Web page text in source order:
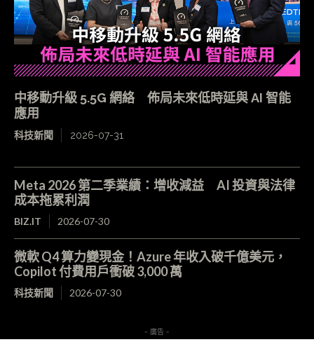
中移動升級 5.5G 網絡 佈局未來低時延與 AI 智能
應用
科技新聞 2026-07-31
Meta 2026 第二季業績：增收減益 AI 投資與法律
成本拖累利潤
BIZ.IT 2026-07-30
微軟 Q4 算力變現金！Azure 年收入破千億美元，
Copilot 付費用戶衝破 3,000 萬
科技新聞 2026-07-30
- 廣告 -